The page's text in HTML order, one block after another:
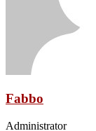
Fabbo
Administrator